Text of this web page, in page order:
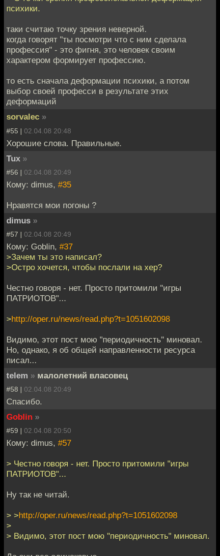
психики.
таки считаю точку зрения неверной.
когда говорят "ты посмотри что с ним сделала
профессия" - это фигня, это человек своим
характером формирует профессию.
то есть сначала деформации психики, а потом
выбор своей професси в результате этих
деформаций
sorvalec »
#55 | 02.04.08 20:48
Хорошие слова. Правильные.
Tux »
#56 | 02.04.08 20:49
Кому: dimus, #35
Нравятся мои погоны ?
dimus »
#57 | 02.04.08 20:49
Кому: Goblin, #37
>Зачем ты это написал?
>Остро хочется, чтобы послали на хер?
Честно говоря - нет. Просто притомили "игры
ПАТРИОТОВ"...
>http://oper.ru/news/read.php?t=1051602098
Видимо, этот пост мою "периодичность" миновал.
Но, однако, я об общей направленности ресурса
писал...
telem » малолетний власовец
#58 | 02.04.08 20:49
Спасибо.
Goblin »
#59 | 02.04.08 20:50
Кому: dimus, #57
> Честно говоря - нет. Просто притомили "игры
ПАТРИОТОВ"...
Ну так не читай.
> >http://oper.ru/news/read.php?t=1051602098
>
> Видимо, этот пост мою "периодичность" миновал.